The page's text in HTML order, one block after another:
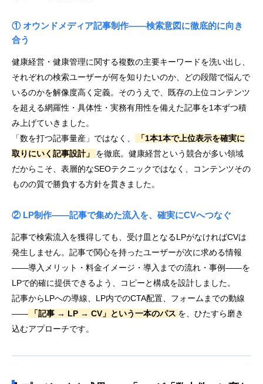
① オウンドメディア記事制作——検索意図に徹底的に向き
合う
健康経営・健康管理に関する複数の主要キーワードを洗い出し、
それぞれの検索ユーザーが何を知りたいのか、どの段階で悩んで
いるのかを解像度高く定義。そのうえで、既存の上位コンテンツ
を超える網羅性・具体性・実務有用性を備えた記事を1本ずつ積
み上げていきました。
「数を打つ記事量産」ではなく、
「1本1本で上位表示を確実に
取りにいく記事設計」
を徹底。健康経営という競合が多い領域
だからこそ、表層的なSEOテクニックではなく、コンテンツその
ものの質で勝負する方針を貫きました。
② LP制作——記事で集めた流入を、確実にCVへつなぐ
記事で検索流入を獲得しても、受け皿となるLPがなければCVは
発生しません。記事で関心を持ったユーザーが次に求める情報
——導入メリット・料金イメージ・導入までの流れ・事例——を
LPで的確に提供できるよう、コピーと構成を設計しました。
記事からLPへの導線、LP内でのCTA配置、フォームまでの動線
——
「記事 → LP → CV」という一本のパス を、ひたすら磨き
込むアプローチです。